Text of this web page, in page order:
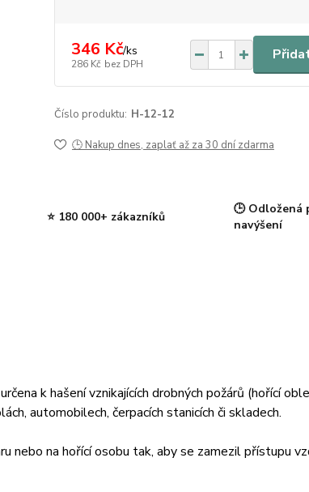
346 Kč/ks
286 Kč bez DPH
Číslo produktu: H-12-12
🕒 Nakup dnes, zaplať až za 30 dní zdarma
⭐ 180 000+ zákazníků
🕒 Odložená
navýšení
k hašení vznikajících drobných požárů (hořící
automobilech, čerpacích stanicích či skladech.
nebo na hořící osobu tak, aby se zamezil přístupu